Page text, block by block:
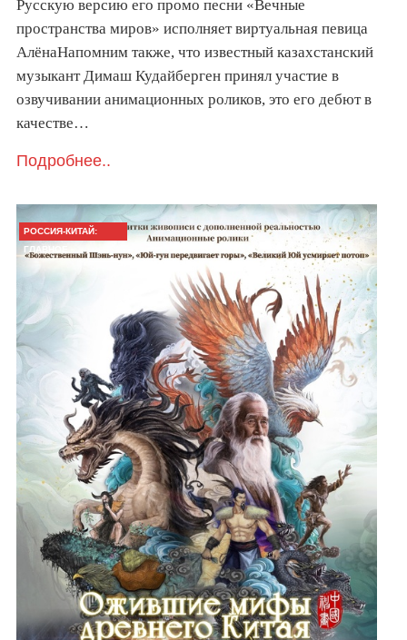
Русскую версию его промо песни «Вечные
пространства миров» исполняет виртуальная певица
АлёнаНапомним также, что известный казахстанский
музыкант Димаш Кудайберген принял участие в
озвучивании анимационных роликов, это его дебют в
качестве…
Подробнее..
РОССИЯ-КИТАЙ:
ГЛАВНОЕ